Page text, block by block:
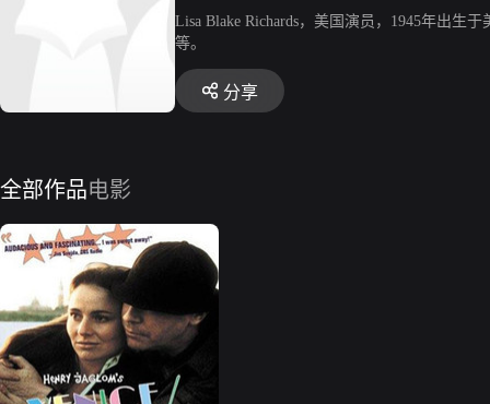
Lisa Blake Richards，美国演员，1945年出生
等。
分享
全部作品电影